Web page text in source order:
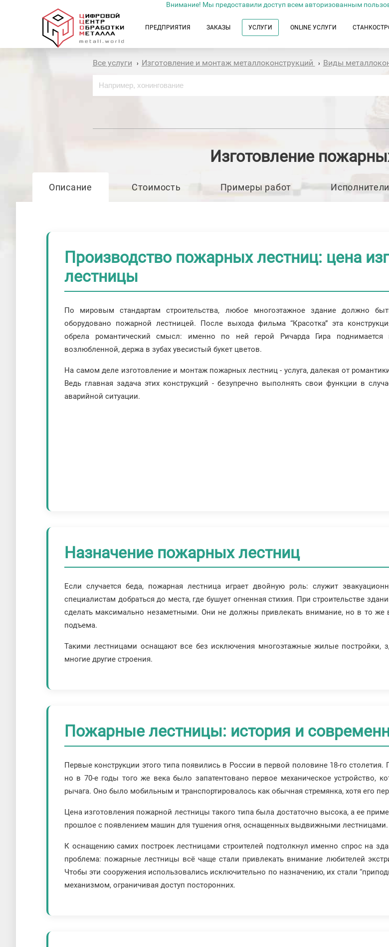
Внимание! Мы предоставили доступ всем авторизованным
ПРЕДПРИЯТИЯ ЗАКАЗЫ УСЛУГИ ONLINE УСЛУГИ
Все услуги › Изготовление и монтаж металлоконструкций › Виды
Изготовление
Описание Стоимость Примеры работ Исполнители
Производство пожарных лестниц: цена
лестницы
По мировым стандартам строительства, любое многоэтажное здание должно
оборудовано пожарной лестницей. После выхода фильма “Красотка” эта
обрела романтический смысл: именно по ней герой Ричарда Гира поднимается
возлюбленной, держа в зубах увесистый букет цветов.
На самом деле изготовление и монтаж пожарных лестниц - услуга, далекая от
Ведь главная задача этих конструкций - безупречно выполнять свои функции в
аварийной ситуации.
Назначение пожарных лестниц
Если случается беда, пожарная лестница играет двойную роль: служит
специалистам добраться до места, где бушует огненная стихия. При строительстве
сделать максимально незаметными. Они не должны привлекать внимание, но в то
подъема.
Такими лестницами оснащают все без исключения многоэтажные жилые постройки,
многие другие строения.
Пожарные лестницы: история и
Первые конструкции этого типа появились в России в первой половине 18-го
но в 70-е годы того же века было запатентовано первое механическое устройство,
рычага. Оно было мобильным и транспортировалось как обычная стремянка, хотя его
Цена изготовления пожарной лестницы такого типа была достаточно высока, а ее
прошлое с появлением машин для тушения огня, оснащенных выдвижными лестницами.
К оснащению самих построек лестницами строителей подтолкнул именно спрос на
проблема: пожарные лестницы всё чаще стали привлекать внимание любителей
Чтобы эти сооружения использовались исключительно по назначению, их стали
механизмом, ограничивая доступ посторонних.